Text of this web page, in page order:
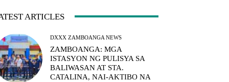
ARTICLES
DXXX ZAMBOANGA NEWS
ZAMBOANGA: MGA
ISTASYON NG PULISYA SA
BALIWASAN AT STA.
CATALINA, NAI-AKTIBO NA